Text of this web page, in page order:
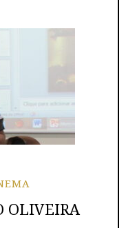
OLIVEIRA